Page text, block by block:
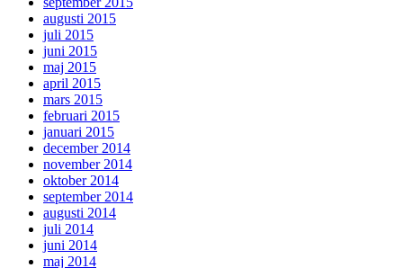
augusti 2015
juli 2015
juni 2015
maj 2015
april 2015
mars 2015
februari 2015
januari 2015
december 2014
november 2014
oktober 2014
september 2014
augusti 2014
juli 2014
juni 2014
maj 2014